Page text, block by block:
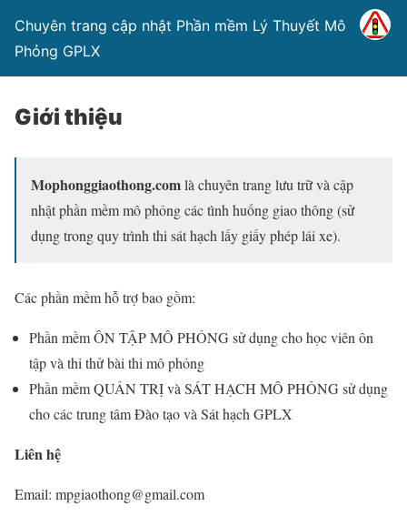
Chuyên trang cập nhật Phần mềm Lý Thuyết Mô
Phỏng GPLX
Giới thiệu
Mophonggiaothong.comlà chuyên trang lưu trữ và cập
nhật phần mềm mô phỏng các tình huống giao thông (sử
dụng trong quy trình thi sát hạch lấy giấy phép lái xe).
Các phần mềm hỗ trợ bao gồm:
Phần mềm ÔN TẬP MÔ PHỎNG sử dụng cho học viên ôn
tập và thi thử bài thi mô phỏng
Phần mềm QUẢN TRỊ và SÁT HẠCH MÔ PHỎNG sử dụng
cho các trung tâm Đào tạo và Sát hạch GPLX
Liên hệ
Email: mpgiaothong@gmail.com